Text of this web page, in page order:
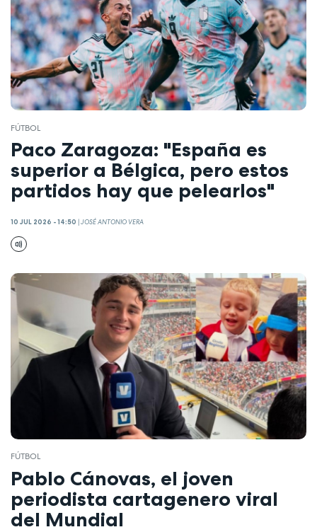
FÚTBOL
Paco Zaragoza: "España es
superior a Bélgica, pero estos
partidos hay que pelearlos"
10 JUL 2026 - 14:50 |JOSÉ ANTONIO VERA
FÚTBOL
Pablo Cánovas, el joven
periodista cartagenero viral
del Mundial